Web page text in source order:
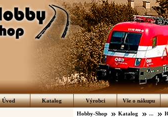
Úvod Katalog Výrobci Vše o nákupu
Hobby-Shop Katalog ...